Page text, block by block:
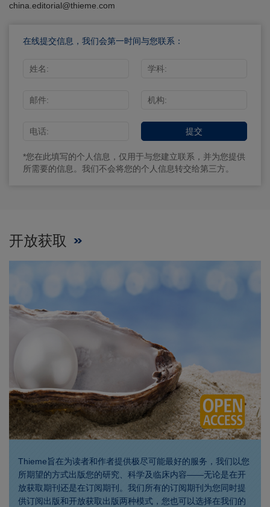
china.editorial@thieme.com
在线提交信息，我们会第一时间与您联系：
*您在此填写的个人信息，仅用于与您建立联系，并为您提供
所需要的信息。我们不会将您的个人信息转交给第三方。
开放获取
Thieme旨在为读者和作者提供极尽可能最好的服务，我们以您
所期望的方式出版您的研究、科学及临床内容——无论是在开
放获取期刊还是在订阅期刊。我们所有的订阅期刊为您同时提
供订阅出版和开放获取出版两种模式，您也可以选择在我们的